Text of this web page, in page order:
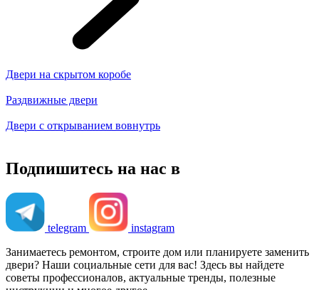
Двери на скрытом коробе
Раздвижные двери
Двери с открыванием вовнутрь
Подпишитесь на нас в
telegram
instagram
Занимаетесь ремонтом, строите дом или планируете заменить
двери? Наши социальные сети для вас! Здесь вы найдете
советы профессионалов, актуальные тренды, полезные